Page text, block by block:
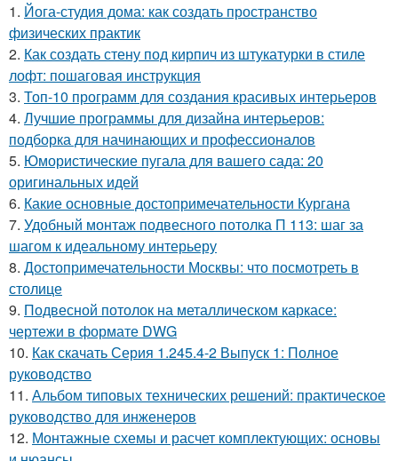
1. Йога-студия дома: как создать пространство
физических практик
2. Как создать стену под кирпич из штукатурки в стиле
лофт: пошаговая инструкция
3. Топ-10 программ для создания красивых интерьеров
4. Лучшие программы для дизайна интерьеров:
подборка для начинающих и профессионалов
5. Юмористические пугала для вашего сада: 20
оригинальных идей
6. Какие основные достопримечательности Кургана
7. Удобный монтаж подвесного потолка П 113: шаг за
шагом к идеальному интерьеру
8. Достопримечательности Москвы: что посмотреть в
столице
9. Подвесной потолок на металлическом каркасе:
чертежи в формате DWG
10. Как скачать Серия 1.245.4-2 Выпуск 1: Полное
руководство
11. Альбом типовых технических решений: практическое
руководство для инженеров
12. Монтажные схемы и расчет комплектующих: основы